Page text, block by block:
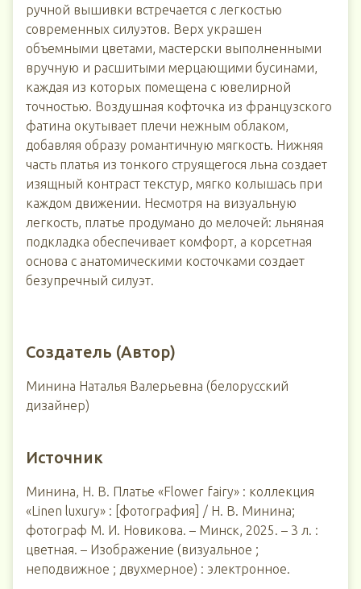
ручной вышивки встречается с легкостью
современных силуэтов. Верх украшен
объемными цветами, мастерски выполненными
вручную и расшитыми мерцающими бусинами,
каждая из которых помещена с ювелирной
точностью. Воздушная кофточка из французского
фатина окутывает плечи нежным облаком,
добавляя образу романтичную мягкость. Нижняя
часть платья из тонкого струящегося льна создает
изящный контраст текстур, мягко колышась при
каждом движении. Несмотря на визуальную
легкость, платье продумано до мелочей: льняная
подкладка обеспечивает комфорт, а корсетная
основа с анатомическими косточками создает
безупречный силуэт.
Создатель (Автор)
Минина Наталья Валерьевна (белорусский
дизайнер)
Источник
Минина, Н. В. Платье «Flower fairy» : коллекция
«Linen luxury» : [фотография] / Н. В. Минина;
фотограф М. И. Новикова. – Минск, 2025. – 3 л. :
цветная. – Изображение (визуальное ;
неподвижное ; двухмерное) : электронное.